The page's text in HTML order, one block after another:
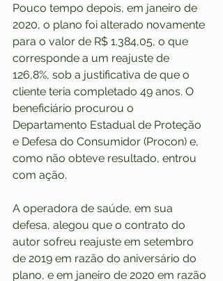
Pouco tempo depois, em janeiro de
2020, o plano foi alterado novamente
para o valor de R$ 1.384,05, o que
corresponde a um reajuste de
126,8%, sob a justificativa de que o
cliente teria completado 49 anos. O
beneficiário procurou o
Departamento Estadual de Proteção
e Defesa do Consumidor (Procon) e,
como não obteve resultado, entrou
com ação.
A operadora de saúde, em sua
defesa, alegou que o contrato do
autor sofreu reajuste em setembro
de 2019 em razão do aniversário do
plano, e em janeiro de 2020 em razão